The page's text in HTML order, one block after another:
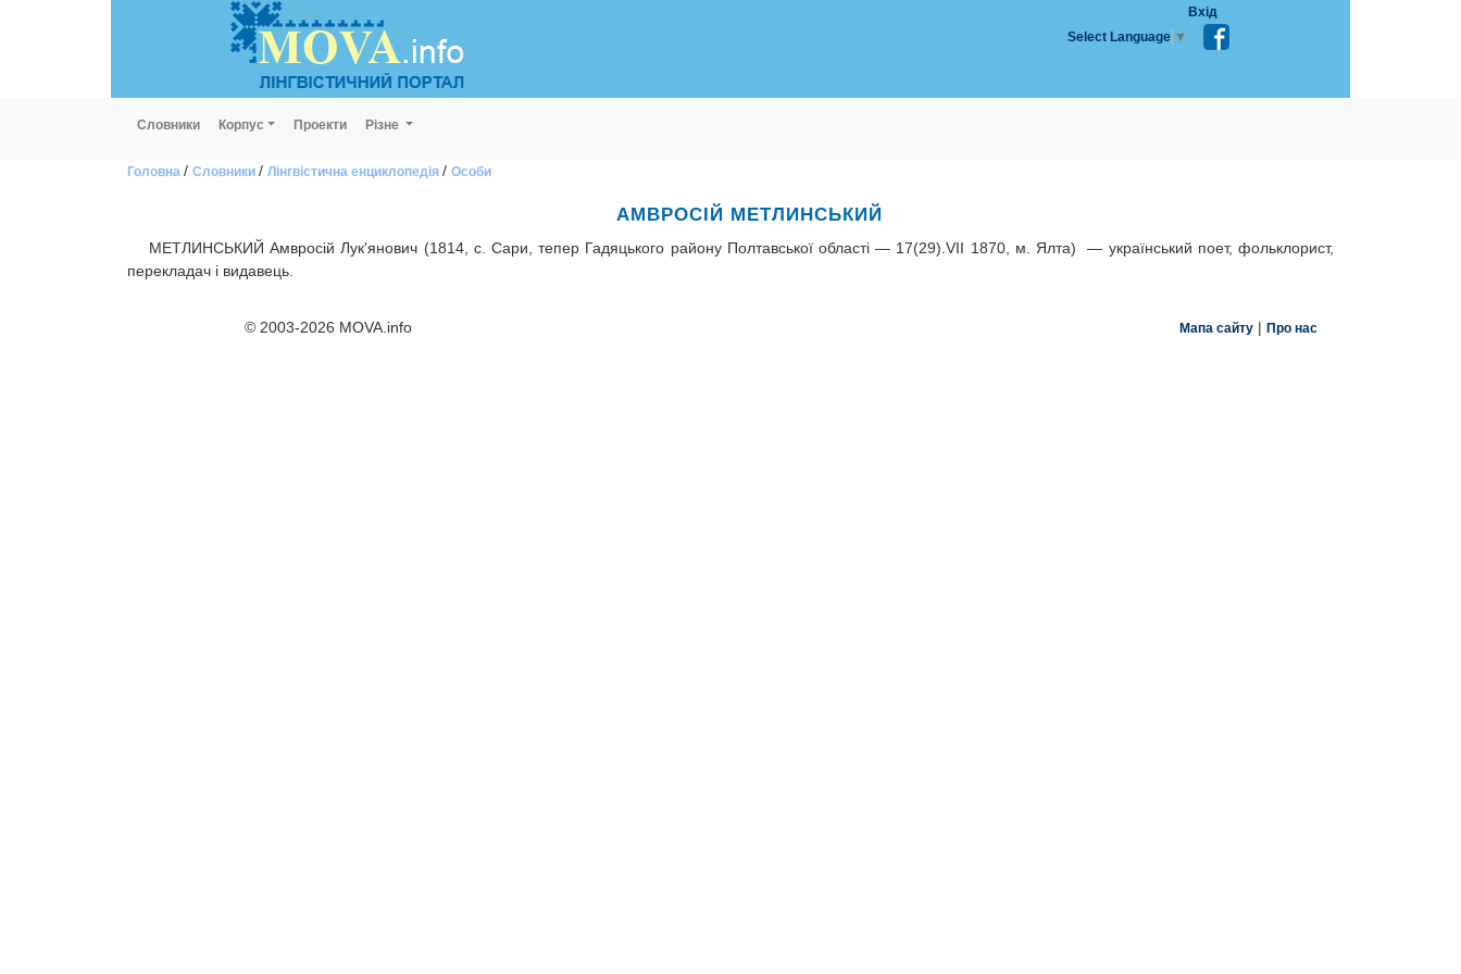
Вхід
Select Language ▼
Словники Корпус Проекти Різне
Головна / Словники / Лінгвістична енциклопедія / Особи
АМВРОСІЙ МЕТЛИНСЬКИЙ
МЕТЛИНСЬКИЙ Амвросій Лук'янович (1814, с. Сари, тепер Гадяцького району Полтавської області — 17(29).VII 1870, м. Ялта) — український поет, фольклорист,
перекладач і видавець.
© 2003-2026 MOVA.info Мапа сайту | Про нас